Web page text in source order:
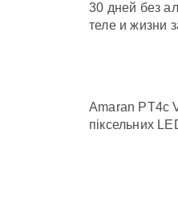
30 дней без
теле и жизни
Amaran PT4c
піксельних